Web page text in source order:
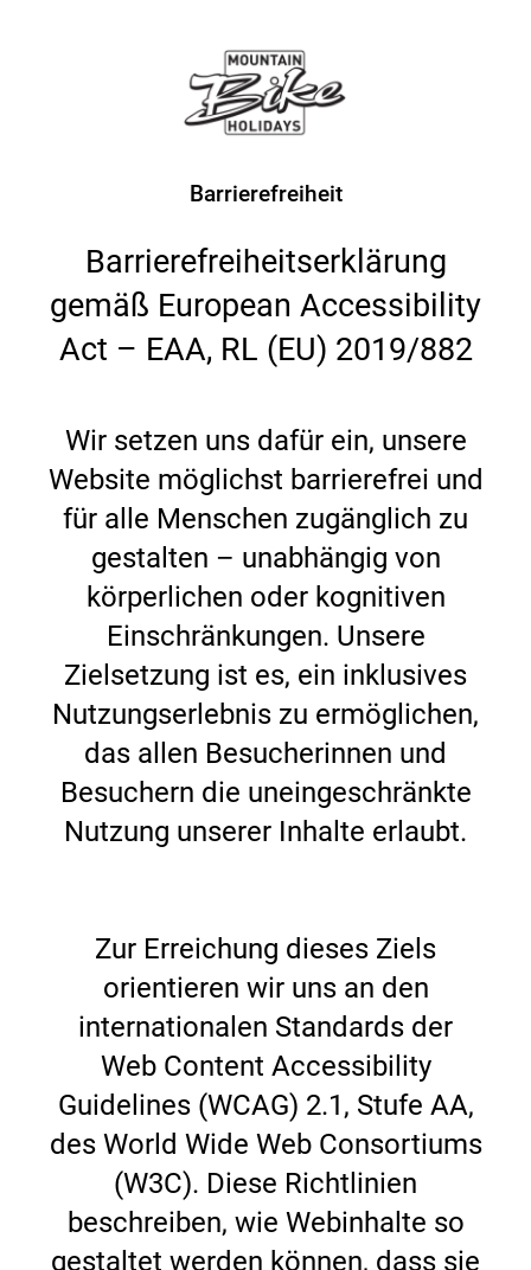
Barrierefreiheit
Barrierefreiheitserklärung
gemäß European Accessibility
Act – EAA, RL (EU) 2019/882
Wir setzen uns dafür ein, unsere
Website möglichst barrierefrei und
für alle Menschen zugänglich zu
gestalten – unabhängig von
körperlichen oder kognitiven
Einschränkungen. Unsere
Zielsetzung ist es, ein inklusives
Nutzungserlebnis zu ermöglichen,
das allen Besucherinnen und
Besuchern die uneingeschränkte
Nutzung unserer Inhalte erlaubt.
Zur Erreichung dieses Ziels
orientieren wir uns an den
internationalen Standards der
Web Content Accessibility
Guidelines (WCAG) 2.1, Stufe AA,
des World Wide Web Consortiums
(W3C). Diese Richtlinien
beschreiben, wie Webinhalte so
gestaltet werden können, dass sie